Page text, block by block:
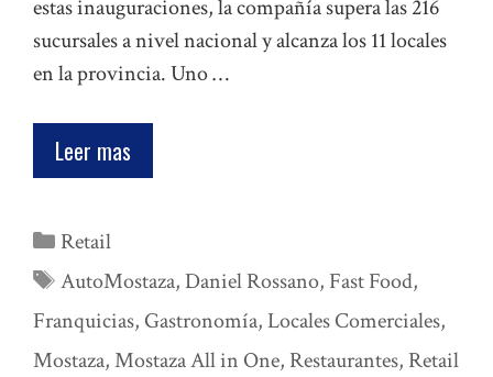
estas inauguraciones, la compañía supera las 216
sucursales a nivel nacional y alcanza los 11 locales
en la provincia. Uno …
Leer mas
Categorías
Retail
Etiquetas
AutoMostaza,Daniel Rossano, Fast Food,
Franquicias, Gastronomía,Locales Comerciales,
Mostaza,Mostaza All in One, Restaurantes, Retail